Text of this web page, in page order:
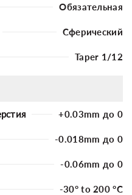
Обязательная
Сферический
Taper 1/12
+0.03mm до 0
-0.018mm до 0
-0.06mm до 0
-30° to 200 °C